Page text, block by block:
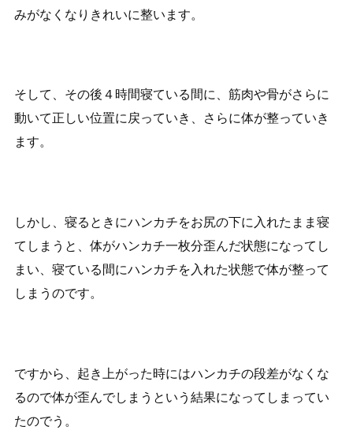
みがなくなりきれいに整います。
そして、その後４時間寝ている間に、筋肉や骨がさらに
動いて正しい位置に戻っていき、さらに体が整っていき
ます。
しかし、寝るときにハンカチをお尻の下に入れたまま寝
てしまうと、体がハンカチ一枚分歪んだ状態になってし
まい、寝ている間にハンカチを入れた状態で体が整って
しまうのです。
ですから、起き上がった時にはハンカチの段差がなくな
るので体が歪んでしまうという結果になってしまってい
たのでう。